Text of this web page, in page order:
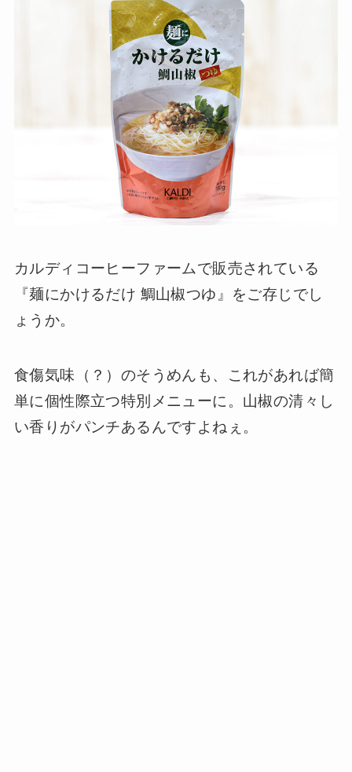
カルディコーヒーファームで販売されている
『麺にかけるだけ 鯛山椒つゆ』をご存じでし
ょうか。
食傷気味（？）のそうめんも、これがあれば簡
単に個性際立つ特別メニューに。山椒の清々し
い香りがパンチあるんですよねぇ。